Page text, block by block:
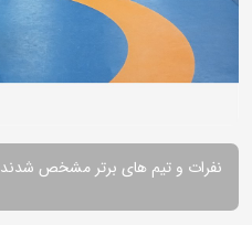
نفرات و تیم های برتر مشخص شدند